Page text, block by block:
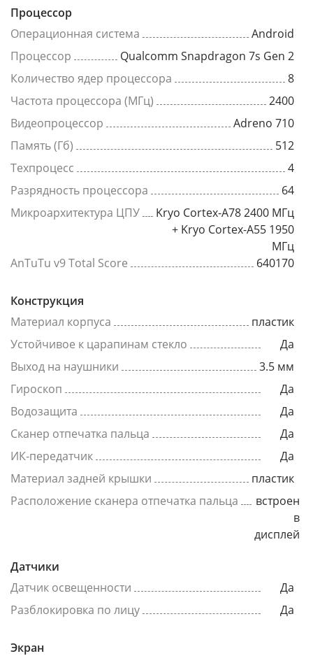
Процессор
Операционная система
Android
Процессор
Qualcomm Snapdragon 7s Gen 2
Количество ядер процессора
8
Частота процессора (МГц)
2400
Видеопроцессор
Adreno 710
Память (Гб)
512
Техпроцесс
4
Разрядность процессора
64
Микроархитектура ЦПУ
Kryo Cortex-A78 2400 МГц
+ Kryo Cortex-A55 1950
МГц
AnTuTu v9 Total Score
640170
Конструкция
Материал корпуса
пластик
Устойчивое к царапинам стекло
Да
Выход на наушники
3.5 мм
Гироскоп
Да
Водозащита
Да
Сканер отпечатка пальца
Да
ИК-передатчик
Да
Материал задней крышки
пластик
Расположение сканера отпечатка пальца
встроен
в
дисплей
Датчики
Датчик освещенности
Да
Разблокировка по лицу
Да
Экран